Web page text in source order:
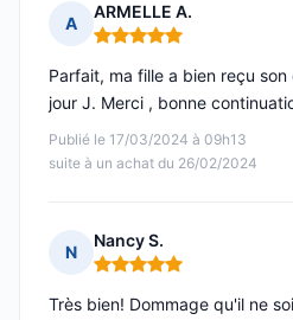
A
ARMELLE A.
Note : 5 sur 5
Publié le 17/03/2024 à 09h13
suite à un achat du 26/02/2024
Parfait, ma fille a bien reçu
jour J. Merci , bonne
N
Nancy S.
Note : 5 sur 5
Très bien! Dommage qu'il ne